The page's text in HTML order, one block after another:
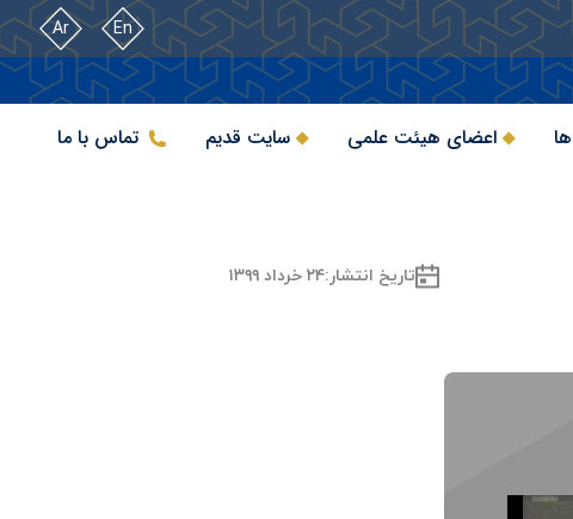
En
Ar
اعضای هیئت علمی سایت قدیم تماس با ما
تاریخ انتشار:۲۴ خرداد ۱۳۹۹